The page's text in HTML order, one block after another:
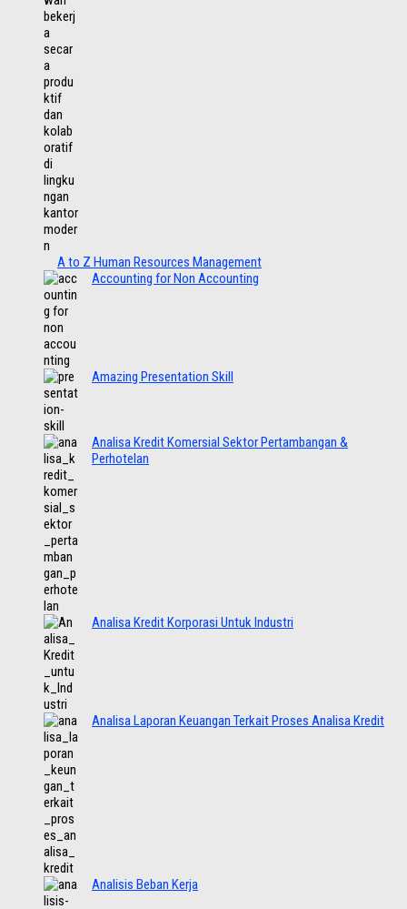
A to Z Human Resources Management
Accounting for Non Accounting
Amazing Presentation Skill
Analisa Kredit Komersial Sektor Pertambangan &
Perhotelan
Analisa Kredit Korporasi Untuk Industri
Analisa Laporan Keuangan Terkait Proses Analisa Kredit
Analisis Beban Kerja